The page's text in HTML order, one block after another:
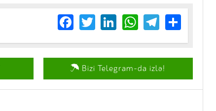
Facebook
TwitterLinkedIn
WhatsApp
Telegram
Share
Bizi Telegram-da izlə!